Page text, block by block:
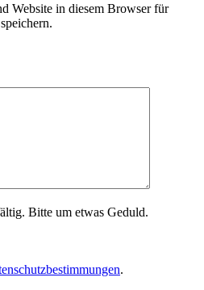
Website in diesem Browser für
Bitte um etwas Geduld.
.